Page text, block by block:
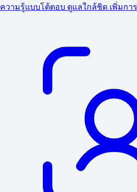
ความรู้แบบโต้ตอบ ดูแลใกล้ชิด เพิ่มก